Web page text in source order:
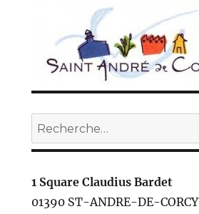
Recherche
pour :
1 Square Claudius Bardet
01390 ST-ANDRE-DE-CORCY